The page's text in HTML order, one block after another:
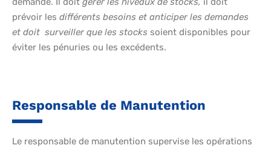
prévoir les différents besoins et anticiper les demandes
et doit surveiller que les stocks soient disponibles pour
éviter les pénuries ou les excédents.
Responsable de Manutention
Le responsable de manutention supervise les opérations